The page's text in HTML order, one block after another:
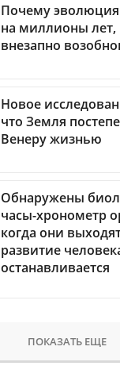
Почему эволюция
на миллионы
внезапно
Новое
что Земля
Венеру жизнью
Обнаружены
часы-хронометр
когда они
развитие
останавливается
ПОКАЗАТЬ ЕЩЕ